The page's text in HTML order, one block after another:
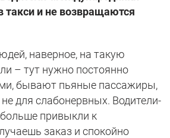
такси и не возвращаются
наверное, на такую
– тут нужно постоянно
бывают пьяные пассажиры,
для слабонервных. Водители-
привыкли к
заказ и спокойно